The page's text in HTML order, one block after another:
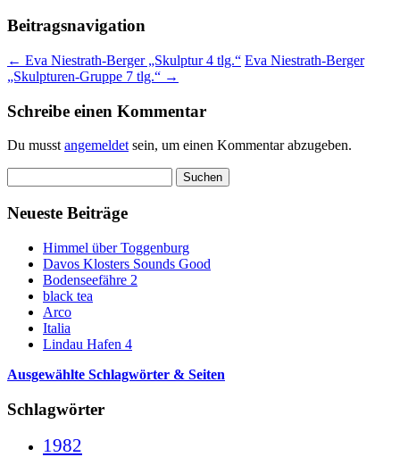
Beitragsnavigation
← Eva Niestrath-Berger „Skulptur 4 tlg.“ Eva Niestrath-Berger
„Skulpturen-Gruppe 7 tlg.“ →
Schreibe einen Kommentar
Du musstangemeldetsein, um einen Kommentar abzugeben.
nach:
Neueste Beiträge
Himmel über Toggenburg
Davos Klosters Sounds Good
Bodenseefähre 2
black tea
Arco
Italia
Lindau Hafen 4
Ausgewählte Schlagwörter & Seiten
Schlagwörter
1982